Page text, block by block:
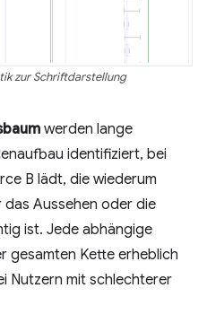
zur Schriftdarstellung
werden lange
identifiziert, bei
B lädt, die wiederum
Aussehen oder die
ist. Jede abhängige
gesamten Kette erheblich
Nutzern mit schlechterer